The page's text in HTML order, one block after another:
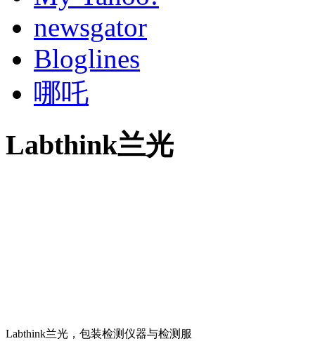
newsgator
Bloglines
哪吒
Labthink兰光
Labthink兰光，包装检测仪器与检测服